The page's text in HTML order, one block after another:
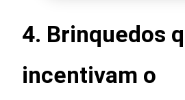
4. Brinquedos
incentivam o